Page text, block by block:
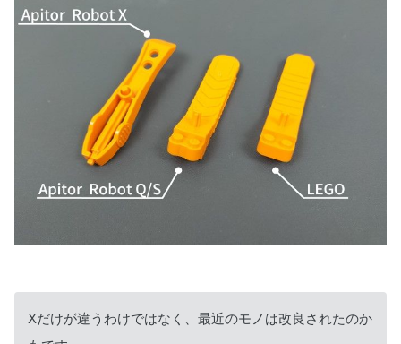
Xだけが違うわけではなく、最近のモノは改良されたのか